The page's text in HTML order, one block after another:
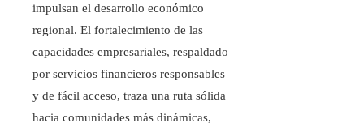
impulsan el desarrollo económico
regional. El fortalecimiento de las
capacidades empresariales, respaldado
por servicios financieros responsables
y de fácil acceso, traza una ruta sólida
hacia comunidades más dinámicas,